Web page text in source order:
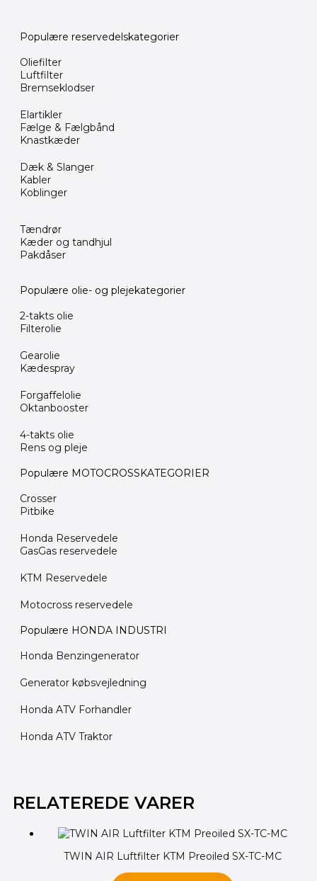
Populære reservedelskategorier
Oliefilter
Luftfilter
Bremseklodser
Elartikler
Fælge & Fælgbånd
Knastkæder
Dæk & Slanger
Kabler
Koblinger
Tændrør
Kæder og tandhjul
Pakdåser
Populære olie- og plejekategorier
2-takts olie
Filterolie
Gearolie
Kædespray
Forgaffelolie
Oktanbooster
4-takts olie
Rens og pleje
Populære MOTOCROSSKATEGORIER
Crosser
Pitbike
Honda Reservedele
GasGas reservedele
KTM Reservedele
Motocross reservedele
Populære HONDA INDUSTRI
Honda Benzingenerator
Generator købsvejledning
Honda ATV Forhandler
Honda ATV Traktor
RELATEREDE VARER
TWIN AIR Luftfilter KTM Preoiled SX-TC-MC